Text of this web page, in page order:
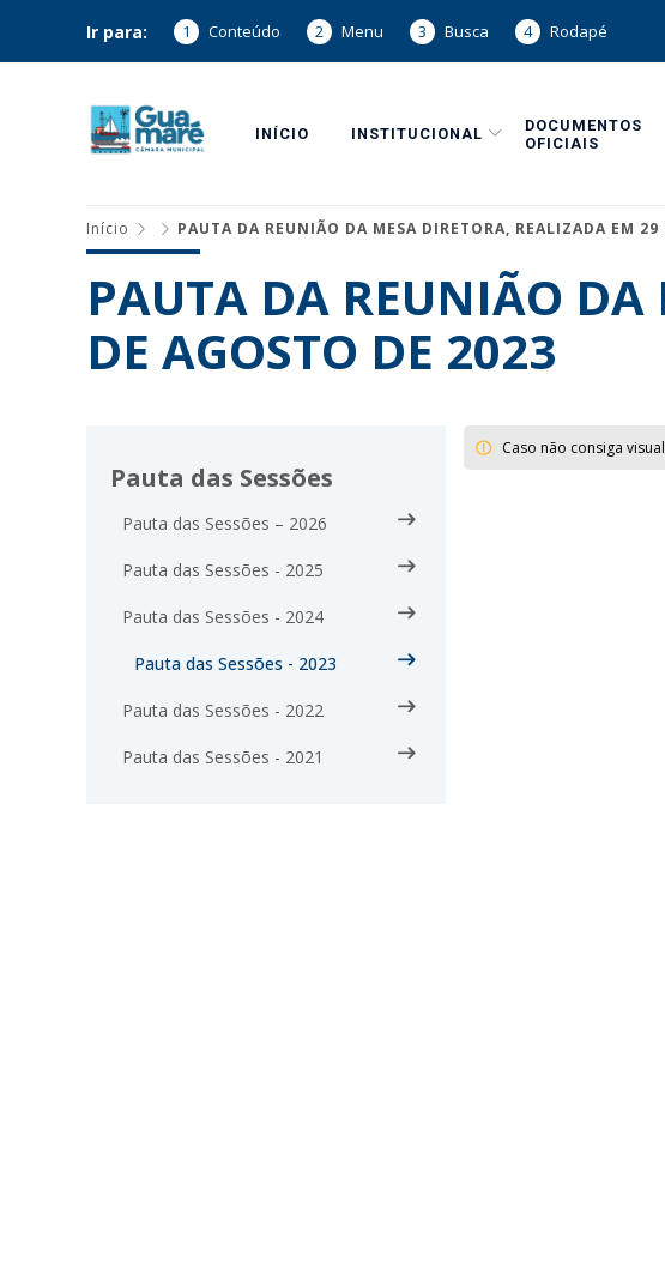
Ir para: 1 Conteúdo 2 Menu 3 Busca 4 Rodapé
INÍCIO INSTITUCIONAL
DOCUMENTOS
OFICIAIS
Início PAUTA DA REUNIÃO DA MESA DIRETORA, REALIZADA EM
PAUTA DA REUNIÃO
DE AGOSTO DE 2023
Pauta das Sessões
Pauta das Sessões – 2026
Pauta das Sessões - 2025
Pauta das Sessões - 2024
Pauta das Sessões - 2023
Pauta das Sessões - 2022
Pauta das Sessões - 2021
Caso não consiga